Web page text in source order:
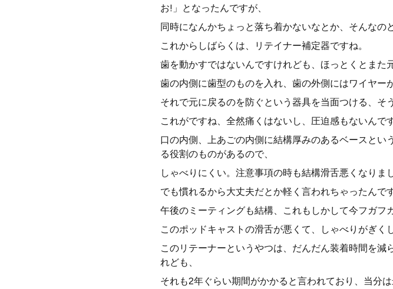
お!」となったんですが、
同時になんかちょっと落ち着かないなとか、そんなの
これからしばらくは、リテイナー補定器ですね。
歯を動かすではないんですけれども、ほっとくとまた
歯の内側に歯型のものを入れ、歯の外側にはワイヤー
それで元に戻るのを防ぐという器具を当面つける、そ
これがですね、全然痛くはないし、圧迫感もないんで
口の内側、上あごの内側に結構厚みのあるベースとい
る役割のものがあるので、
しゃべりにくい。注意事項の時も結構滑舌悪くなりま
でも慣れるから大丈夫だとか軽く言われちゃったんで
午後のミーティングも結構、これもしかして今フガフ
このポッドキャストの滑舌が悪くて、しゃべりがぎく
このリテーナーというやつは、だんだん装着時間を
れども、
それも2年ぐらい期間がかかると言われており、当分